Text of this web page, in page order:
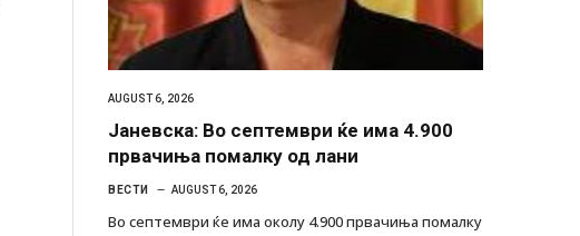
AUGUST 6, 2026
Јаневска: Во септември ќе има 4.900
првачиња помалку од лани
ВЕСТИ AUGUST 6, 2026
Во септември ќе има околу 4.900 првачиња помалку